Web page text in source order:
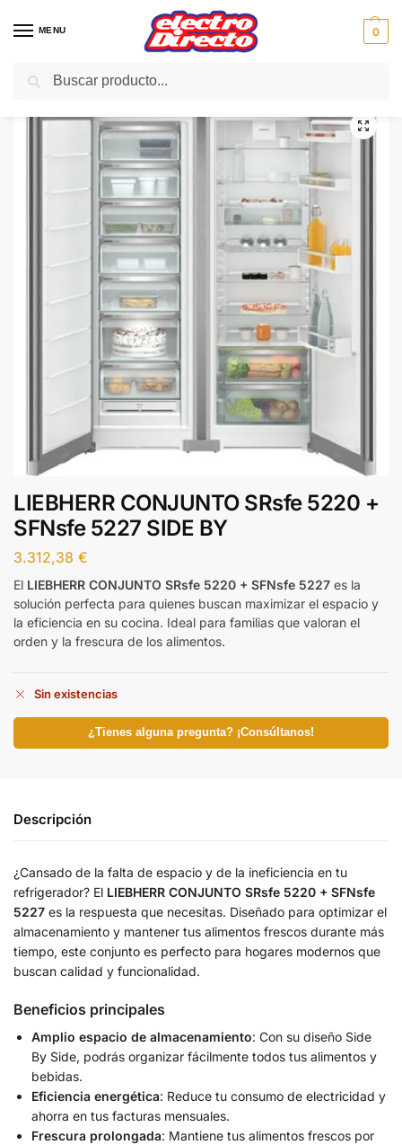
MENU 0
Inicio Gama blanca Frigorificos
LIEBHERR CONJUNTO SRsfe 5220 +
SFNsfe 5227 SIDE BY
3.312,38 €
El LIEBHERR CONJUNTO SRsfe 5220 + SFNsfe 5227 es la
solución perfecta para quienes buscan maximizar el espacio y
la eficiencia en su cocina. Ideal para familias que valoran el
orden y la frescura de los alimentos.
Sin existencias
¿Tienes alguna pregunta? ¡Consúltanos!
Descripción
¿Cansado de la falta de espacio y de la ineficiencia en tu
refrigerador? El LIEBHERR CONJUNTO SRsfe 5220 + SFNsfe
5227 es la respuesta que necesitas. Diseñado para optimizar el
almacenamiento y mantener tus alimentos frescos durante más
tiempo, este conjunto es perfecto para hogares modernos que
buscan calidad y funcionalidad.
Beneficios principales
Amplio espacio de almacenamiento: Con su diseño Side
By Side, podrás organizar fácilmente todos tus alimentos y
bebidas.
Eficiencia energética: Reduce tu consumo de electricidad y
ahorra en tus facturas mensuales.
Frescura prolongada: Mantiene tus alimentos frescos por